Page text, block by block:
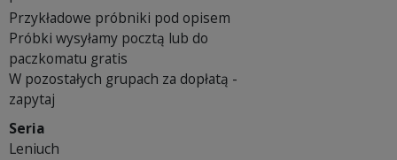
Przykładowe próbniki pod opisem
Próbki wysyłamy pocztą lub do
paczkomatu gratis
W pozostałych grupach za dopłatą -
zapytaj
Seria
Leniuch